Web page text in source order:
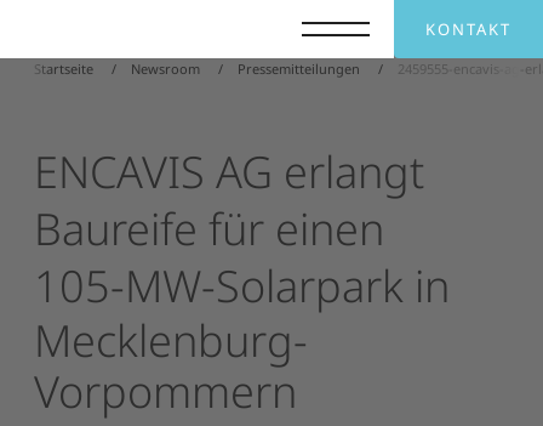
KONTAKT
Startseite Newsroom Pressemitteilungen 2459555-encavis-ag-
ENCAVIS AG erlangt
Baureife für einen
105-MW-Solarpark in
Mecklenburg-
Vorpommern